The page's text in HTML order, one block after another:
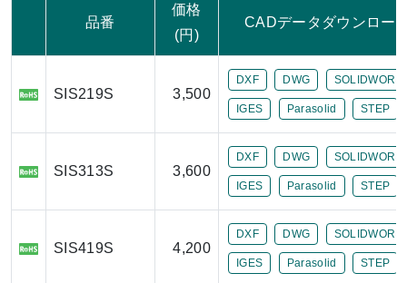
品番
価格
(円)
CADデータダウンロー
SIS219S 3,500
DXF DWG
IGES Parasolid STEP
SIS313S 3,600
DXF DWG
IGES Parasolid STEP
SIS419S 4,200
DXF DWG
IGES Parasolid STEP